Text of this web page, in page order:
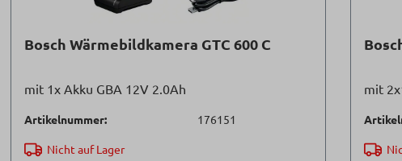
Bosch Wärmebildkamera GTC 600 C
mit 1x Akku GBA 12V 2.0Ah
Artikelnummer: 176151
Nicht auf Lager
mit